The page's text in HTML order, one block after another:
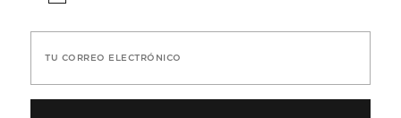
TU CORREO ELECTRÓNICO